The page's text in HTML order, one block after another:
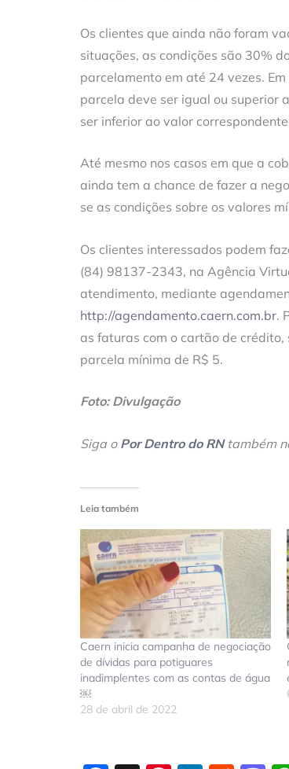
Os clientes que ainda não foram
situações, as condições são 30%
parcelamento em até 24 vezes.
parcela deve ser igual ou superior
ser inferior ao valor
Até mesmo nos casos em que a
ainda tem a chance de fazer a
se as condições sobre os valores
Os clientes interessados podem
(84) 98137-2343, na Agência
atendimento, mediante
http://agendamento.caern.com.br.
as faturas com o cartão de crédito,
parcela mínima de R$ 5.
Foto: Divulgação
Siga o Por Dentro do RNtambém
Leia também
Caern inicia campanha de negociação
de dívidas para potiguares
inadimplentes com as contas de água
￼
28 de abril de 2022